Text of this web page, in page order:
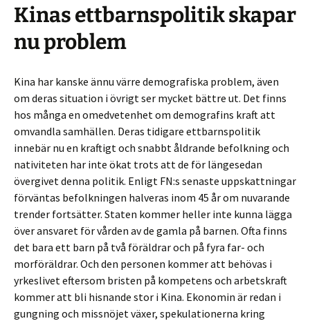
Kinas ettbarnspolitik skapar
nu problem
Kina har kanske ännu värre demografiska problem, även
om deras situation i övrigt ser mycket bättre ut. Det finns
hos många en omedvetenhet om demografins kraft att
omvandla samhällen. Deras tidigare ettbarnspolitik
innebär nu en kraftigt och snabbt åldrande befolkning och
nativiteten har inte ökat trots att de för längesedan
övergivet denna politik. Enligt FN:s senaste uppskattningar
förväntas befolkningen halveras inom 45 år om nuvarande
trender fortsätter. Staten kommer heller inte kunna lägga
över ansvaret för vården av de gamla på barnen. Ofta finns
det bara ett barn på två föräldrar och på fyra far- och
morföräldrar. Och den personen kommer att behövas i
yrkeslivet eftersom bristen på kompetens och arbetskraft
kommer att bli hisnande stor i Kina. Ekonomin är redan i
gungning och missnöjet växer, spekulationerna kring